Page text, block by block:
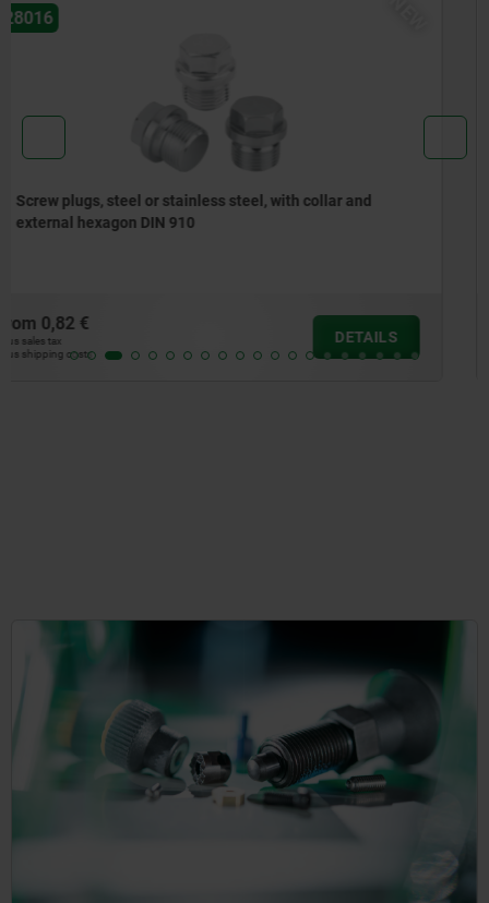
Screw plugs with dipstick
from
plus shipping costs